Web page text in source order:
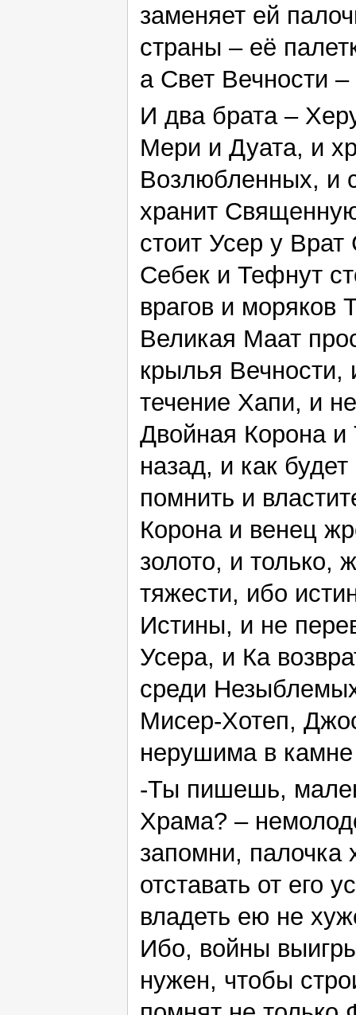
заменяет ей
страны – её
а Свет Вечности
И два брата –
Мери и Дуата, и
Возлюбленных, и
хранит
стоит Усер у
Себек и Тефнут
врагов и моряков
Великая Маат
крылья
течение Хапи, и
Двойная Корона
назад, и как
помнить и
Корона и венец
золото, и только,
тяжести, ибо
Истины, и не
Усера, и Ка
среди
Мисер-Хотеп,
нерушима в
-Ты пишешь,
Храма? –
запомни, палочка
отставать от его
владеть ею не
Ибо, войны
нужен, чтобы